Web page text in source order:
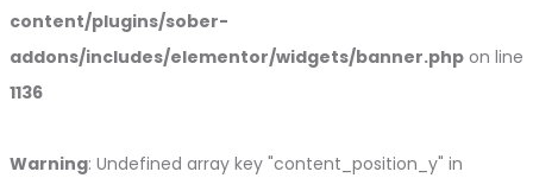
content/plugins/sober-
addons/includes/elementor/widgets/banner.php on line
1136
Warning: Undefined array key "content_position_y" in